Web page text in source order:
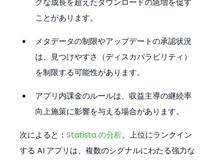
ことがあります。
メタデータの制限やアップデートの承認状況
は、見つけやすさ（ディスカバラビリティ）
を制限する可能性があります。
アプリ内課金のルールは、収益主導の継続率
向上施策に影響を与える場合があります。
次によると：Statista の分析、上位にランクイン
する AI アプリは、複数のシグナルにわたる強力な